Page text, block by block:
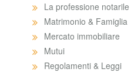
La professione notarile
Matrimonio & Famiglia
Mercato immobiliare
Mutui
Regolamenti & Leggi